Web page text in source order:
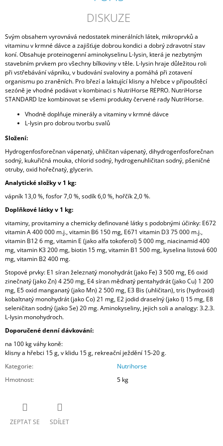
DISKUZE
Svým obsahem vyrovnává nedostatek minerálních látek, mikroprvků a
vitaminu v krmné dávce a zajišťuje dobrou kondici a dobrý zdravotní stav
koní. Obsahuje proteinogenní aminokyselinu L-lysin, která je nezbytným
stavebním prvkem pro všechny bílkoviny v těle. L-lysin hraje důležitou roli
při vstřebávání vápníku, v budování svaloviny a pomáhá při zotavení
organismu po zraněních. Pro březí a laktující klisny a hřebce v připouštěcí
sezóně je vhodné podávat v kombinaci s NutriHorse REPRO. NutriHorse
STANDARD lze kombinovat se všemi produkty červené rady NutriHorse.
Vhodně doplňuje minerály a vitaminy v krmné dávce
L-lysin pro dobrou tvorbu svalů
Složení:
Hydrogenfosforečnan vápenatý, uhličitan vápenatý, dihydrogenfosforečnan
sodný, kukuřičná mouka, chlorid sodný, hydrogenuhličitan sodný, pšeničné
otruby, oxid hořečnatý, glycerin.
Analytické složky v 1 kg:
vápník 13,0 %, fosfor 7,0 %, sodík 6,0 %, hořčík 2,0 %.
Doplňkové látky v 1 kg:
vitaminy, provitaminy a chemicky definované látky s podobnými účinky: E672
vitamin A 400 000 m.j., vitamin B6 150 mg, E671 vitamin D3 75 000 m.j.,
vitamin B12 6 mg, vitamin E (jako alfa tokoferol) 5 000 mg, niacinamid 400
mg, vitamin K3 200 mg, biotin 15 mg, vitamin B1 500 mg, kyselina listová 600
mg, vitamin B2 400 mg.
Stopové prvky: E1 síran železnatý monohydrát (jako Fe) 3 500 mg, E6 oxid
zinečnatý (jako Zn) 4 250 mg, E4 síran měďnatý pentahydrát (jako Cu) 1 200
mg, E5 oxid manganatý (jako Mn) 2 500 mg, E3 Bis (uhličitan), tris (hydroxid)
kobaltnatý monohydrát (jako Co) 21 mg, E2 jodid draselný (jako I) 15 mg, E8
seleničitan sodný (jako Se) 20 mg. Aminokyseliny, jejich soli a analogy: 3.2.3.
L-lysin monohydroch.
Doporučené denní dávkování:
na 100 kg váhy koně:
klisny a hřebci 15 g, v klidu 15 g, rekreační ježdění 15-20 g.
Kategorie:
Nutrihorse
Hmotnost: 5 kg
ZEPTAT SE SDÍLET